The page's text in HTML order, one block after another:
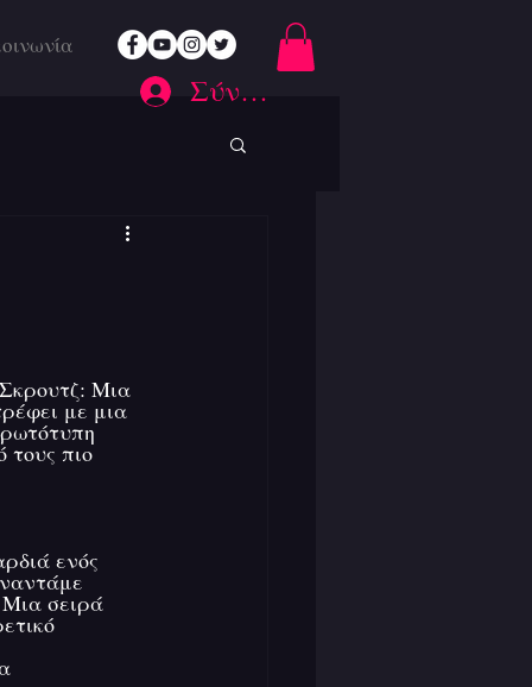
Σύνδεση
Mια
με μια
τους πιο
ενός
σειρά